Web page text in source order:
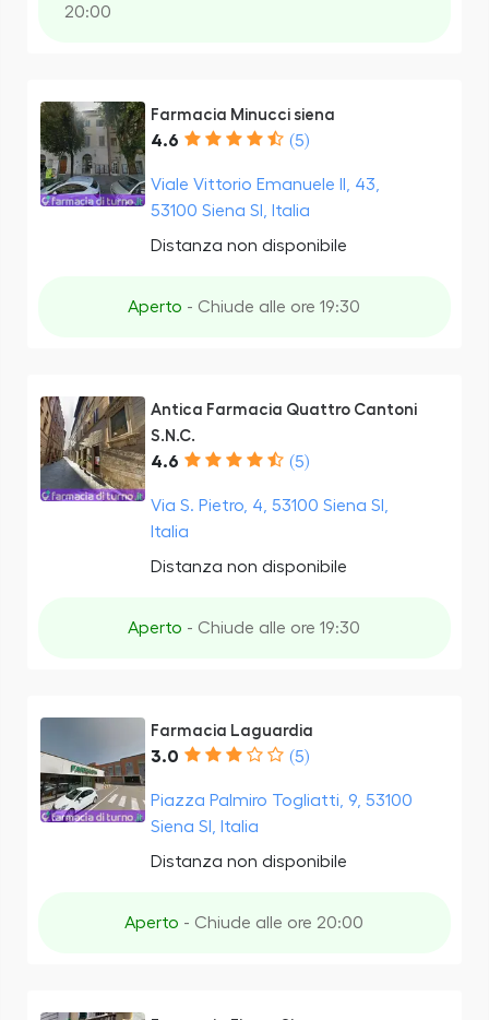
20:00
Farmacia Minucci siena
4.6 (5)
Viale Vittorio Emanuele II, 43,
53100 Siena SI, Italia
Distanza non disponibile
Aperto - Chiude alle ore 19:30
Antica Farmacia Quattro Cantoni
S.N.C.
4.6 (5)
Via S. Pietro, 4, 53100 Siena SI,
Italia
Distanza non disponibile
Aperto - Chiude alle ore 19:30
Farmacia Laguardia
3.0 (5)
Piazza Palmiro Togliatti, 9, 53100
Siena SI, Italia
Distanza non disponibile
Aperto - Chiude alle ore 20:00